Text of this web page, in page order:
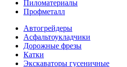
Пиломатериалы
Профметалл
Автогрейдеры
Асфальто­укладчики
Дорожные фрезы
Катки
Экскаваторы гусеничные